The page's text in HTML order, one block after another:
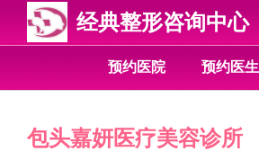
经典整形咨询中心
预约医院 预约医生
包头嘉妍医疗美容诊所